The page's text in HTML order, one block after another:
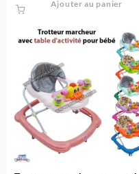
Ajouter au panier